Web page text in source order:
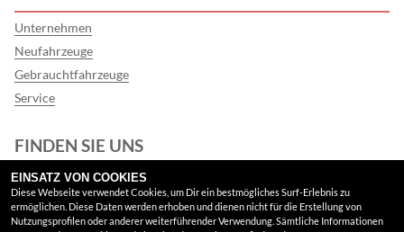
Unternehmen
Neufahrzeuge
Gebrauchtfahrzeuge
Service
FINDEN SIE UNS
Facebook
Google Maps
EINSATZ VON COOKIES
Diese Webseite verwendet Cookies, um Dir ein bestmögliches Surf-Erlebnis zu
ermöglichen. Diese Daten werden erhoben und dienen nicht für die Erstellung von
Nutzungsprofilen oder anderer weiterführender Verwendung. Sämtliche Informationen